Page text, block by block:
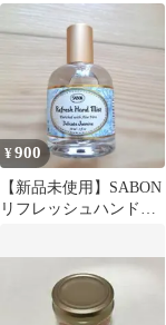
ク・ガラ 50ml
¥900
【新品未使用】SABON
リフレッシュハンドミ